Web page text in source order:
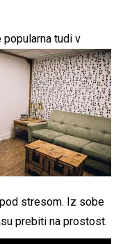
popularna tudi v
stresom. Iz sobe
prebiti na prostost.